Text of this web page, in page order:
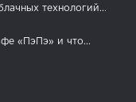
технологий...
«ПэПэ» и что...